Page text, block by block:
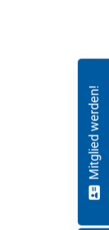
Mitglied werden!